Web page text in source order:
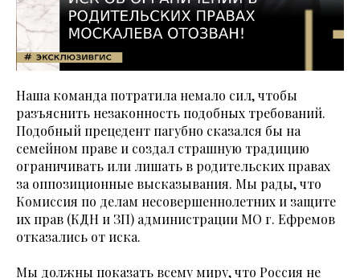
Наша команда потратила немало сил, чтобы
разъяснить незаконность подобных требований.
Подобный прецедент пагубно сказался бы на
семейном праве и создал страшную традицию
ограничивать или лишать в родительских правах
за оппозиционные высказывания. Мы рады, что
Комиссия по делам несовершеннолетних и защите
их прав (КДН и ЗП) администрации МО г. Ефремов
отказались от иска.
Мы должны показать всему миру, что Россия не